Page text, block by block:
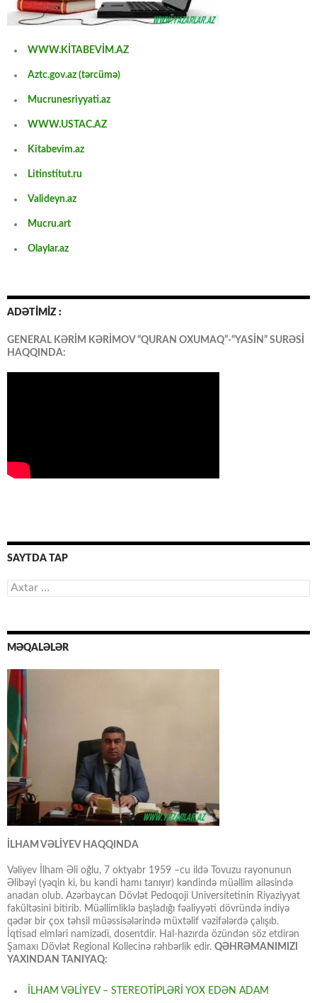
WWW.KİTABEVİM.AZ
Aztc.gov.az (tərcümə)
Mucrunesriyyati.az
WWW.USTAC.AZ
Kitabevim.az
Litinstitut.ru
Valideyn.az
Mucru.art
Olaylar.az
ADƏTİMİZ :
GENERAL KƏRİM KƏRİMOV “QURAN OXUMAQ”-“YASİN” SURƏSİ
HAQQINDA:
SAYTDA TAP
Axtarış:
MƏQALƏLƏR
İLHAM VƏLİYEV HAQQINDA
Vəliyev İlham Əli oğlu, 7 oktyabr 1959 –cu ildə Tovuzu rayonunun
Əlibəyi (yəqin ki, bu kəndi hamı tanıyır) kəndində müəllim ailəsində
anadan olub. Azərbaycan Dövlət Pedoqoji Universitetinin Riyaziyyat
fakültəsini bitirib. Müəllimliklə başladığı fəaliyyəti dövründə indiyə
qədər bir çox təhsil müəssisələrində müxtəlif vəzifələrdə çalışıb.
İqtisad elmləri namizədi, dosentdir. Hal-hazırda özündən söz etdirən
Şamaxı Dövlət Regional Kollecinə rəhbərlik edir. QƏHRƏMANIMIZI
YAXINDAN TANIYAQ:
İLHAM VƏLİYEV – STEREOTİPLƏRİ YOX EDƏN ADAM